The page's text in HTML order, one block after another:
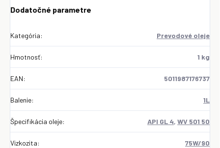
Dodatočné parametre
Kategória: Prevodové oleje
Hmotnosť: 1 kg
EAN: 5011987176737
Balenie: 1L
Špecifikácia oleje: API GL 4, WV 501 50
Vizkozita: 75W/90